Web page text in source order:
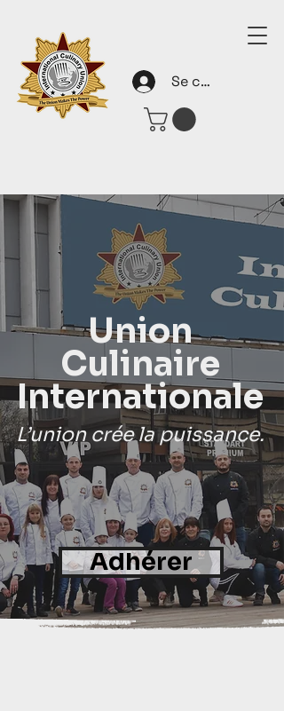
Se connecter
Union
Culinaire
Internationale
L’union crée la puissance.
Adhérer